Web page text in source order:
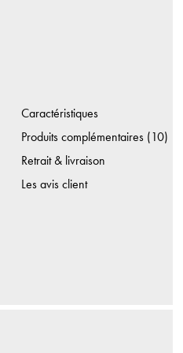
Caractéristiques
Produits complémentaires (10)
Retrait & livraison
Les avis client